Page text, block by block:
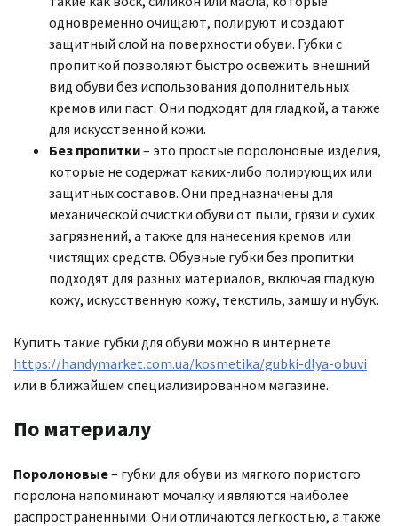
одновременно очищают, полируют и создают
защитный слой на поверхности обуви. Губки с
пропиткой позволяют быстро освежить внешний
вид обуви без использования дополнительных
кремов или паст. Они подходят для гладкой, а также
для искусственной кожи.
Без пропитки– это простые поролоновые изделия,
которые не содержат каких-либо полирующих или
защитных составов. Они предназначены для
механической очистки обуви от пыли, грязи и сухих
загрязнений, а также для нанесения кремов или
чистящих средств. Обувные губки без пропитки
подходят для разных материалов, включая гладкую
кожу, искусственную кожу, текстиль, замшу и нубук.
Купить такие губки для обуви можно в интернете
https://handymarket.com.ua/kosmetika/gubki-dlya-obuvi
или в ближайшем специализированном магазине.
По материалу
Поролоновые– губки для обуви из мягкого пористого
поролона напоминают мочалку и являются наиболее
распространенными. Они отличаются легкостью, а также